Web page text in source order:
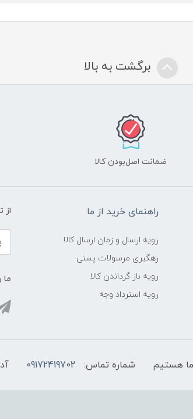
برگشت به بالا
ضمانت اصل‌بودن کالا
راهنمای خرید از ما
رویه ارسال و زمان ارسال کالا
رهگیری مرسولات پستی
رویه باز گرداندن کالا
رویه استرداد وجه
از
ما
شماره تماس: 09172419702